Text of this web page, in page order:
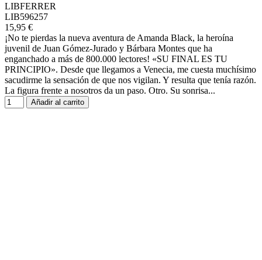
LIBFERRER
LIB596257
15,95 €
¡No te pierdas la nueva aventura de Amanda Black, la heroína
juvenil de Juan Gómez-Jurado y Bárbara Montes que ha
enganchado a más de 800.000 lectores! «SU FINAL ES TU
PRINCIPIO». Desde que llegamos a Venecia, me cuesta muchísimo
sacudirme la sensación de que nos vigilan. Y resulta que tenía razón.
La figura frente a nosotros da un paso. Otro. Su sonrisa...
Añadir al carrito